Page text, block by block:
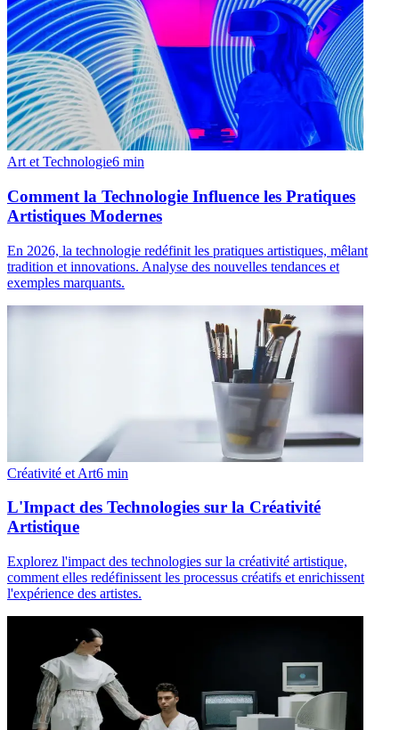
Art et Technologie6 min
Comment la Technologie Influence les Pratiques
Artistiques Modernes
En 2026, la technologie redéfinit les pratiques artistiques, mêlant
tradition et innovations. Analyse des nouvelles tendances et
exemples marquants.
Créativité et Art6 min
L'Impact des Technologies sur la Créativité
Artistique
Explorez l'impact des technologies sur la créativité artistique,
comment elles redéfinissent les processus créatifs et enrichissent
l'expérience des artistes.